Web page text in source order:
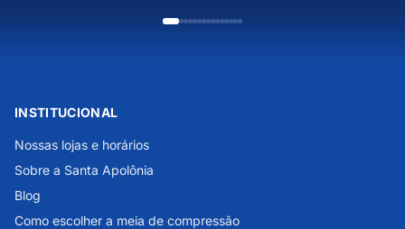
INSTITUCIONAL
Nossas lojas e horários
Sobre a Santa Apolônia
Blog
Como escolher a meia de compressão